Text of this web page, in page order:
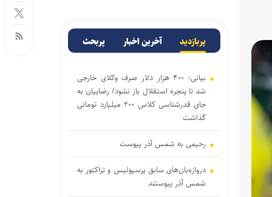
پربازدید آخرین اخبار پربحث
بیانی: ۴۰۰ هزار دلار صرف وکلای خارجی
شد تا پنجره استقلال باز نشود/ رضاییان به
جای قدرشناسی کلاس ۲۰۰ میلیارد تومانی
گذاشت
رحیمی به شمس آذر پیوست
دروازه‌بان‌های سابق پرسپولیس و تراکتور به
شمس آذر پیوستند